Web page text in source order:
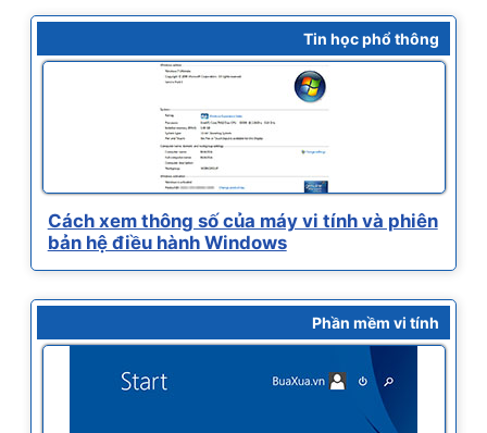
Tin học phổ thông
Cách xem thông số của máy vi tính và phiên
bản hệ điều hành Windows
Phần mềm vi tính